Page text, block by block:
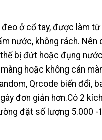
ở cổ tay, được làm
nước, không rách.
bị đứt hoặc đụng
hoặc không cán
Qrcode biến đổi,
đơn giản hơn.Có 2
đặt số lượng 5.000 -